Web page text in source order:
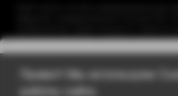
компании Apple Inc. в США и других
Meta, признанной экстремистской
Привет! Мы используем
работы сайта.